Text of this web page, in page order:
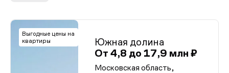
Выгодные цены на
квартиры
Южная долина
От 4,8 до 17,9 млн ₽
Московская область,